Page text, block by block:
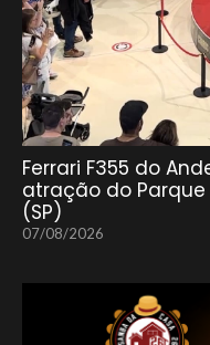
Ferrari F355 do
atração do Parque
(SP)
07/08/2026